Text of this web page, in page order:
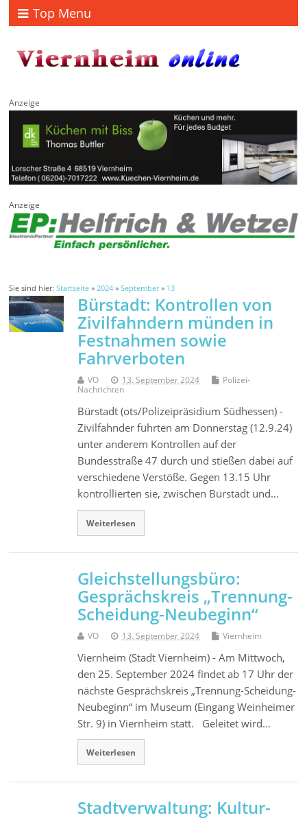
Top Menu
Anzeige
Anzeige
Sie sind hier:Startseite »2024 »September» 13
Bürstadt: Kontrollen von
Zivilfahndern münden in
Festnahmen sowie
Fahrverboten
VO 13. September 2024
Polizei-
Nachrichten
Bürstadt (ots/Polizeipräsidium Südhessen) -
Zivilfahnder führten am Donnerstag (12.9.24)
unter anderem Kontrollen auf der
Bundesstraße 47 durch und stießen dabei auf
verschiedene Verstöße. Gegen 13.15 Uhr
kontrollierten sie, zwischen Bürstadt und…
Weiterlesen
Gleichstellungsbüro:
Gesprächskreis „Trennung-
Scheidung-Neubeginn“
VO 13. September 2024 Viernheim
Viernheim (Stadt Viernheim) - Am Mittwoch,
den 25. September 2024 findet ab 17 Uhr der
nächste Gesprächskreis „Trennung-Scheidung-
Neubeginn“ im Museum (Eingang Weinheimer
Str. 9) in Viernheim statt. Geleitet wird…
Weiterlesen
Stadtverwaltung: Kultur-